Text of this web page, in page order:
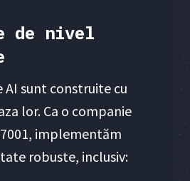
de nivel
sunt construite cu
lor. Ca o companie
implementăm
robuste, inclusiv: